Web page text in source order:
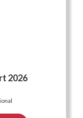
2026